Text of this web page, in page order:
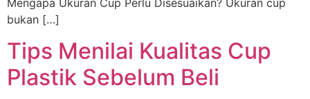
Mengapa Ukuran Cup Perlu Disesuaikan? Ukuran cup
bukan […]
Tips Menilai Kualitas Cup
Plastik Sebelum Beli